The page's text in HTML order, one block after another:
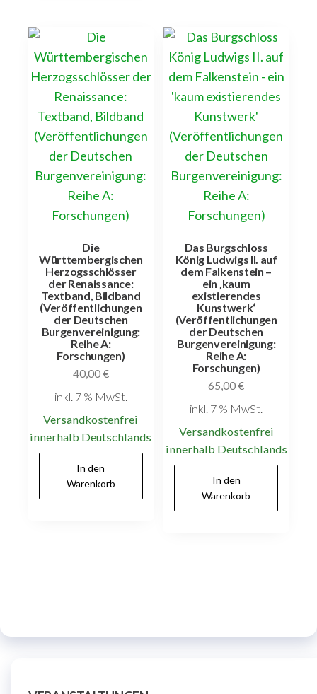
Die
Württembergischen
Herzogsschlösser
der Renaissance:
Textband, Bildband
(Veröffentlichungen
der Deutschen
Burgenvereinigung:
Reihe A:
Forschungen)
40,00€
inkl. 7 % MwSt.
Versandkostenfrei
innerhalb Deutschlands
In den
Warenkorb
Das Burgschloss
König Ludwigs II. auf
dem Falkenstein –
ein ‚kaum
existierendes
Kunstwerk‘
(Veröffentlichungen
der Deutschen
Burgenvereinigung:
Reihe A:
Forschungen)
65,00€
inkl. 7 % MwSt.
Versandkostenfrei
innerhalb Deutschlands
In den
Warenkorb